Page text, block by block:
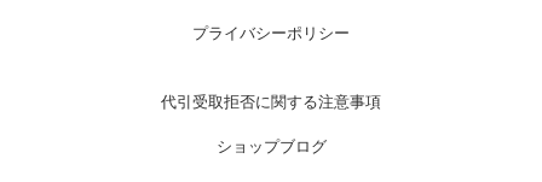
プライバシーポリシー
代引受取拒否に関する注意事項
ショップブログ